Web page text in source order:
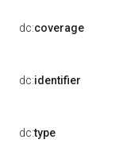
dc:coverage
dc:identifier
dc:type